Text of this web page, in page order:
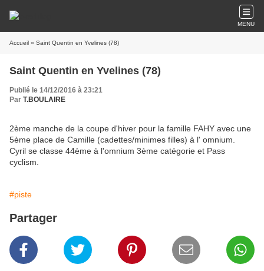
MENU
Accueil » Saint Quentin en Yvelines (78)
Saint Quentin en Yvelines (78)
Publié le 14/12/2016 à 23:21
Par T.BOULAIRE
2ème manche de la coupe d'hiver pour la famille FAHY avec une
5ème place de Camille (cadettes/minimes filles) à l' omnium.
Cyril se classe 44ème à l'omnium 3ème catégorie et Pass
cyclism.
#piste
Partager